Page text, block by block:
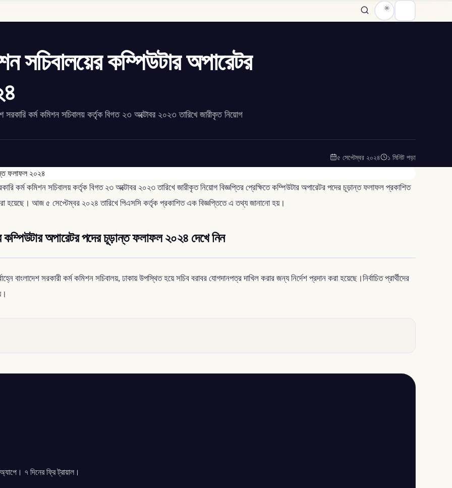
সচিবালয়ের কম্পিউটার অপারেটর
সরকারি কর্ম কমিশন সচিবালয় কর্তৃক বিগত ২৩ অক্টোবর ২০২৩ তারিখে জারীকৃত নিয়োগ
৫ সেপ্টেম্বর ২০২৪ ১ মিনিট পড়া
কর্ম কমিশন সচিবালয় কর্তৃক বিগত ২৩ অক্টোবর ২০২৩ তারিখে জারীকৃত নিয়োগ বিজ্ঞপ্তির প্রেক্ষিতে কম্পিউটার অপারেটর পদের চূড়ান্ত ফলাফল প্রকাশিত
হয়েছে। আজ ৫ সেপ্টেম্বর ২০২৪ তারিখে পিএসসি কর্তৃক প্রকাশিত এক বিজ্ঞপ্তিতে এ তথ্য জানানো হয়।
কম্পিউটার অপারেটর পদের চূড়ান্ত ফলাফল ২০২৪ দেখে নিন
বাংলাদেশ সরকারী কর্ম কমিশন সচিবালয়, ঢাকায় উপস্থিত হয়ে সচিব বরাবর যোগদানপত্র দাখিল করার জন্য নির্দেশ প্রদান করা হয়েছে।নির্বাচিত প্রার্থীদের
৭ দিনের ফ্রি ট্রায়াল।